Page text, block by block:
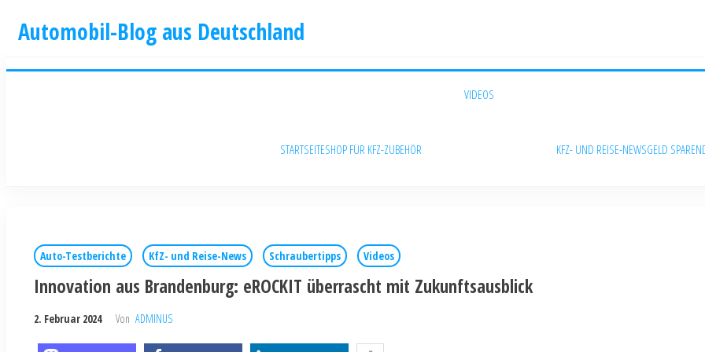
Automobil-Blog aus Deutschland
STARTSEITESHOP FÜR KFZ-ZUBEHÖR
VIDEOS
KFZ- UND REISE-NEWSGELD SPAREN
Auto-Testberichte KfZ- und Reise-News Schraubertipps Videos
Innovation aus Brandenburg: eROCKIT überrascht mit Zukunftsausblick
2. Februar 2024 Von ADMINUS